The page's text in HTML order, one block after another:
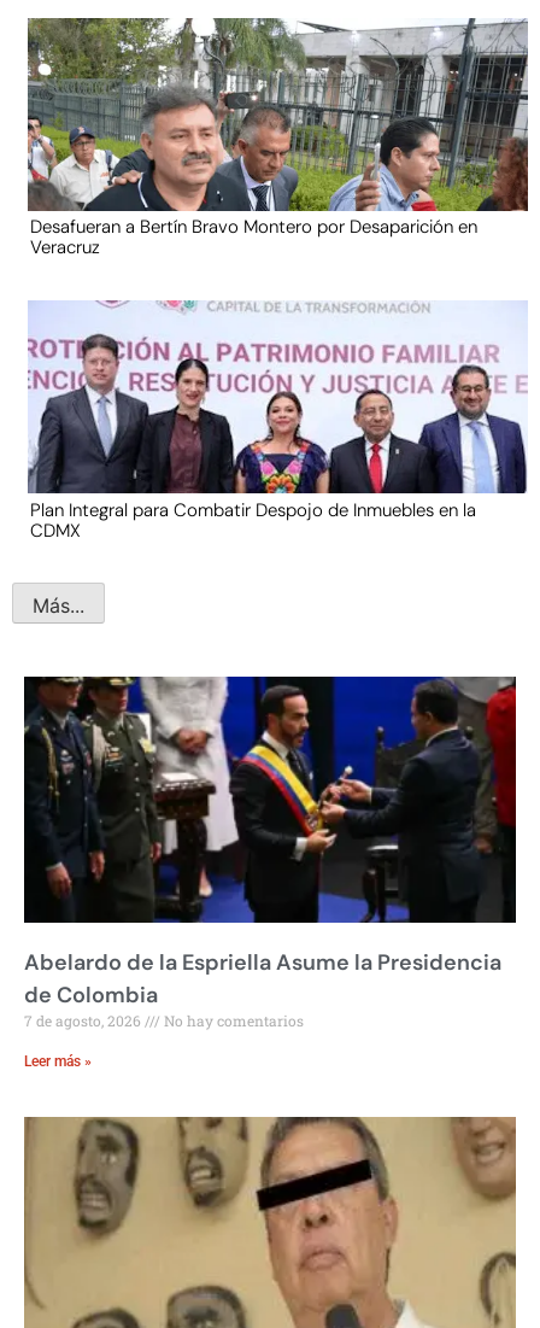
Desafueran a Bertín Bravo Montero por Desaparición en
Veracruz
Plan Integral para Combatir Despojo de Inmuebles en la
CDMX
Más...
Abelardo de la Espriella Asume la Presidencia
de Colombia
7 de agosto, 2026 No hay comentarios
Leer más »